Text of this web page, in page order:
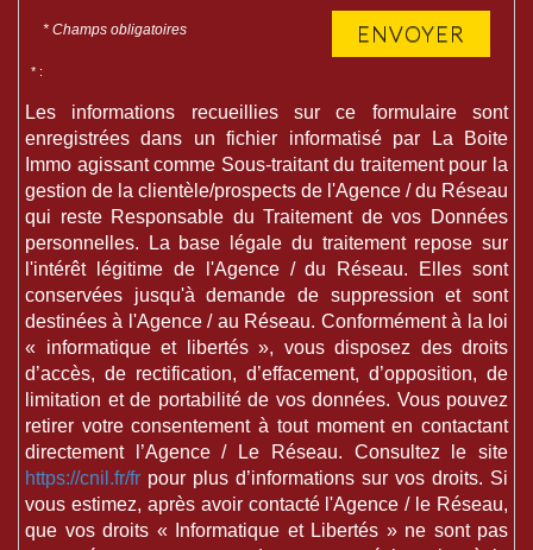
* Champs obligatoires ENVOYER
* :
Les informations recueillies sur ce formulaire sont
enregistrées dans un fichier informatisé par La Boite
Immo agissant comme Sous-traitant du traitement pour la
gestion de la clientèle/prospects de l'Agence / du Réseau
qui reste Responsable du Traitement de vos Données
personnelles. La base légale du traitement repose sur
l'intérêt légitime de l'Agence / du Réseau. Elles sont
conservées jusqu'à demande de suppression et sont
destinées à l'Agence / au Réseau. Conformément à la loi
« informatique et libertés », vous disposez des droits
d’accès, de rectification, d’effacement, d’opposition, de
limitation et de portabilité de vos données. Vous pouvez
retirer votre consentement à tout moment en contactant
directement l’Agence / Le Réseau. Consultez le site
https://cnil.fr/fr pour plus d’informations sur vos droits. Si
vous estimez, après avoir contacté l'Agence / le Réseau,
que vos droits « Informatique et Libertés » ne sont pas